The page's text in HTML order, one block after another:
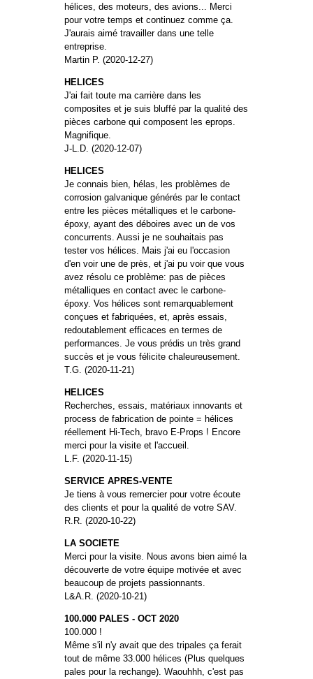
hélices, des moteurs, des avions... Merci
pour votre temps et continuez comme ça.
J'aurais aimé travailler dans une telle
entreprise.
Martin P. (2020-12-27)
HELICES
J'ai fait toute ma carrière dans les
composites et je suis bluffé par la qualité des
pièces carbone qui composent les eprops.
Magnifique.
J-L.D. (2020-12-07)
HELICES
Je connais bien, hélas, les problèmes de
corrosion galvanique générés par le contact
entre les pièces métalliques et le carbone-
époxy, ayant des déboires avec un de vos
concurrents. Aussi je ne souhaitais pas
tester vos hélices. Mais j'ai eu l'occasion
d'en voir une de près, et j'ai pu voir que vous
avez résolu ce problème: pas de pièces
métalliques en contact avec le carbone-
époxy. Vos hélices sont remarquablement
conçues et fabriquées, et, après essais,
redoutablement efficaces en termes de
performances. Je vous prédis un très grand
succès et je vous félicite chaleureusement.
T.G. (2020-11-21)
HELICES
Recherches, essais, matériaux innovants et
process de fabrication de pointe = hélices
réellement Hi-Tech, bravo E-Props ! Encore
merci pour la visite et l'accueil.
L.F. (2020-11-15)
SERVICE APRES-VENTE
Je tiens à vous remercier pour votre écoute
des clients et pour la qualité de votre SAV.
R.R. (2020-10-22)
LA SOCIETE
Merci pour la visite. Nous avons bien aimé la
découverte de votre équipe motivée et avec
beaucoup de projets passionnants.
L&A.R. (2020-10-21)
100.000 PALES - OCT 2020
100.000 !
Même s'il n'y avait que des tripales ça ferait
tout de même 33.000 hélices (Plus quelques
pales pour la rechange). Waouhhh, c'est pas